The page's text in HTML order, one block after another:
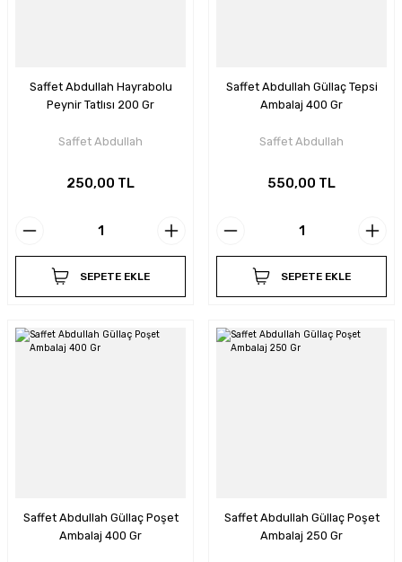
Saffet Abdullah Hayrabolu
Peynir Tatlısı 200 Gr
Saffet Abdullah
250,00 TL
SEPETE EKLE
Saffet Abdullah Güllaç Tepsi
Ambalaj 400 Gr
Saffet Abdullah
550,00 TL
SEPETE EKLE
Saffet Abdullah Güllaç Poşet
Ambalaj 400 Gr
Saffet Abdullah Güllaç Poşet
Ambalaj 250 Gr